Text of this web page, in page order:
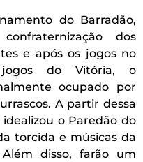
do Barradão,
dos
e após os jogos no
do Vitória, o
ocupado por
A partir dessa
o Paredão do
torcida e músicas da
Além disso, farão um